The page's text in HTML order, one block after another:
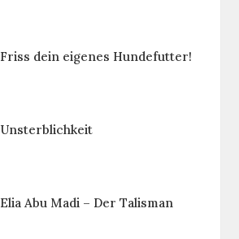
Friss dein eigenes Hundefutter!
Unsterblichkeit
Elia Abu Madi – Der Talisman